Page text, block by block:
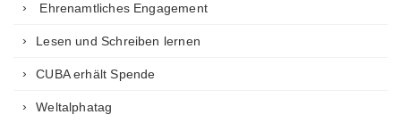
Ehrenamtliches Engagement
Lesen und Schreiben lernen
CUBA erhält Spende
Weltalphatag